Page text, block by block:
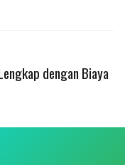
dengan Biaya